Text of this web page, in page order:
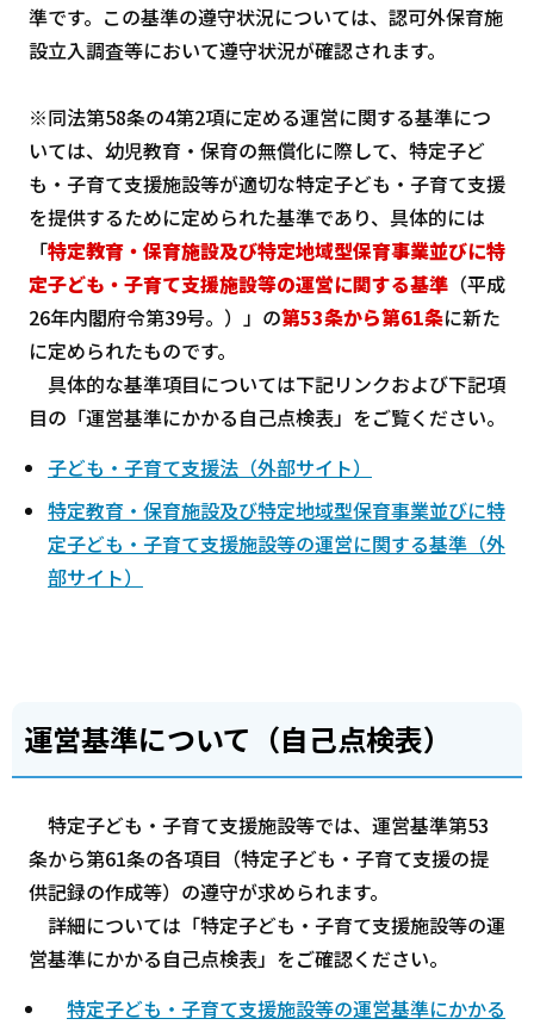
準です。この基準の遵守状況については、認可外保育施
設立入調査等において遵守状況が確認されます。
※同法第58条の4第2項に定める運営に関する基準につ
いては、幼児教育・保育の無償化に際して、特定子ど
も・子育て支援施設等が適切な特定子ども・子育て支援
を提供するために定められた基準であり、具体的には
「特定教育・保育施設及び特定地域型保育事業並びに特
定子ども・子育て支援施設等の運営に関する基準（平成
26年内閣府令第39号。）」の第53条から第61条に新た
に定められたものです。
具体的な基準項目については下記リンクおよび下記項
目の「運営基準にかかる自己点検表」をご覧ください。
子ども・子育て支援法（外部サイト）
特定教育・保育施設及び特定地域型保育事業並びに特
定子ども・子育て支援施設等の運営に関する基準（外
部サイト）
運営基準について（自己点検表）
特定子ども・子育て支援施設等では、運営基準第53
条から第61条の各項目（特定子ども・子育て支援の提
供記録の作成等）の遵守が求められます。
詳細については「特定子ども・子育て支援施設等の運
営基準にかかる自己点検表」をご確認ください。
特定子ども・子育て支援施設等の運営基準にかかる